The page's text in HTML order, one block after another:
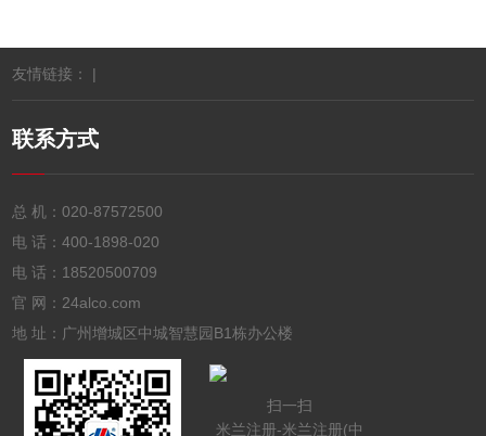
友情链接： |
联系方式
总 机：020-87572500
电 话：400-1898-020
电 话： 18520500709
官 网：24alco.com
地 址：广州增城区中城智慧园B1栋办公楼
扫一扫
米兰注册-米兰注册(中